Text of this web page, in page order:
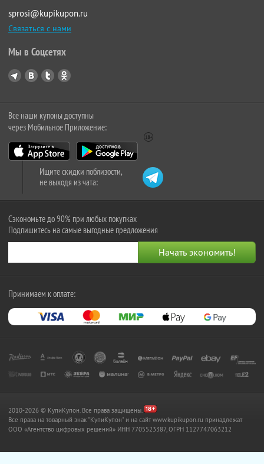
sprosi@kupikupon.ru
Связаться с нами
Мы в Соцсетях
Все наши купоны доступны
через Мобильное Приложение:
Ищите скидки поблизости,
не выходя из чата:
Сэкономьте до 90% при любых покупках
Подпишитесь на самые выгодные предложения
Принимаем к оплате:
2010-2026 © КупиКупон. Все права защищены.
Все права на товарный знак "КупиКупон" и на сайт www.kupikupon.ru принадлежат
OOO «Агентство цифровых решений» ИНН 7705523387, ОГРН 1127747063212